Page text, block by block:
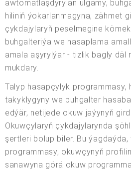
awtomatlaşdyrylan ulgamy,
hiliniň ýokarlanmagyna, zähmet
çykdajylaryň peselmegine
buhgalteriýa we hasaplama
amala aşyrylýar - tizlik bagly däl
mukdary.
Talyp hasapçylyk programmasy,
takyklygyny we buhgalter
edýär, netijede okuw jaýynyň
Okuwçylaryň çykdajylarynda
şertleri bolup biler. Bu
programmasy, okuwçynyň
sanawyna görä okuw